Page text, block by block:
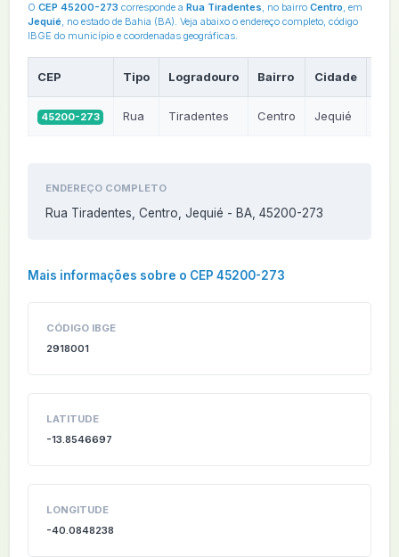
O CEP 45200-273 corresponde a Rua Tiradentes, no bairro Centro, em
Jequié, no estado de Bahia (BA). Veja abaixo o endereço completo, código
IBGE do município e coordenadas geográficas.
CEP Tipo Logradouro Bairro Cidade
45200-273 Rua Tiradentes Centro Jequié
ENDEREÇO COMPLETO
Rua Tiradentes, Centro, Jequié - BA, 45200-273
Mais informações sobre o CEP 45200-273
CÓDIGO IBGE
2918001
LATITUDE
-13.8546697
LONGITUDE
-40.0848238